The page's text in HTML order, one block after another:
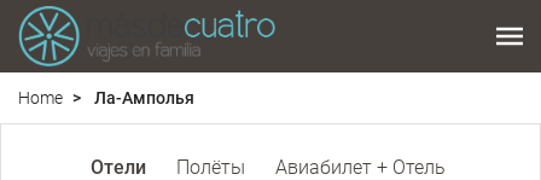
Home Ла-Амполья
Отели Полёты Авиабилет + Отель